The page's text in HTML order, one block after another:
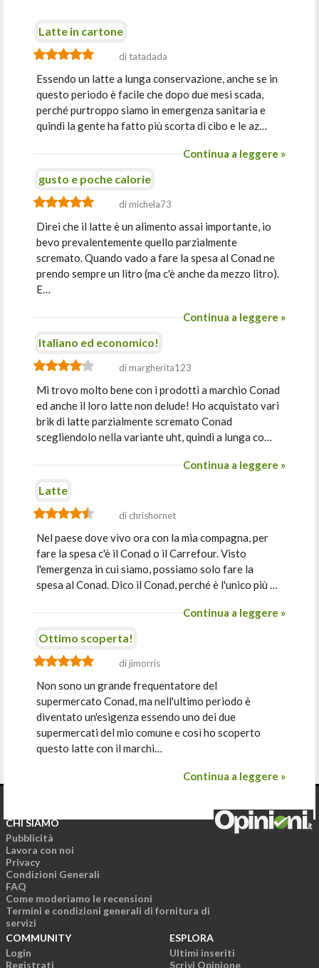
Latte in cartone
di tatadada
Essendo un latte a lunga conservazione, anche se in
questo periodo è facile che dopo due mesi scada,
perché purtroppo siamo in emergenza sanitaria e
quindi la gente ha fatto più scorta di cibo e le az…
Continua a leggere »
gusto e poche calorie
di michela73
Direi che il latte è un alimento assai importante, io
bevo prevalentemente quello parzialmente
scremato. Quando vado a fare la spesa al Conad ne
prendo sempre un litro (ma c'è anche da mezzo litro).
E…
Continua a leggere »
Italiano ed economico!
di margherita123
Mi trovo molto bene con i prodotti a marchio Conad
ed anche il loro latte non delude! Ho acquistato vari
brik di latte parzialmente scremato Conad
scegliendolo nella variante uht, quindi a lunga co…
Continua a leggere »
Latte
di chrishornet
Nel paese dove vivo ora con la mia compagna, per
fare la spesa c'è il Conad o il Carrefour. Visto
l'emergenza in cui siamo, possiamo solo fare la
spesa al Conad. Dico il Conad, perché è l'unico più …
Continua a leggere »
Ottimo scoperta!
di jimorris
Non sono un grande frequentatore del
supermercato Conad, ma nell'ultimo periodo è
diventato un'esigenza essendo uno dei due
supermercati del mio comune e così ho scoperto
questo latte con il marchi…
Continua a leggere »
CHI SIAMO
Pubblicità
Lavora con noi
Privacy
Condizioni Generali
FAQ
Come moderiamo le recensioni
Termini e condizioni generali di fornitura di
servizi
COMMUNITY
Login
Registrati
ESPLORA
Ultimi inseriti
Scrivi Opinione